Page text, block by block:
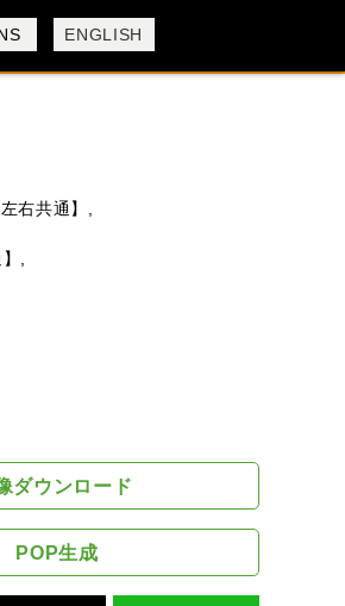
ENGLISH
右共通】,
,
ダウンロード
POP生成